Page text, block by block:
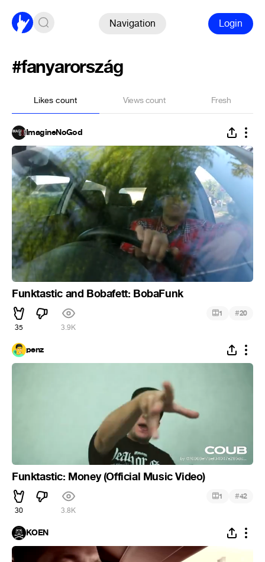
Navigation Login
#fanyarország
Likes count Views count Fresh
ImagineNoGod
Funktastic and Bobafett: BobaFunk
35 3.9K
1 #20
penz
Funktastic: Money (Official Music Video)
30 3.8K
1 #42
KOEN